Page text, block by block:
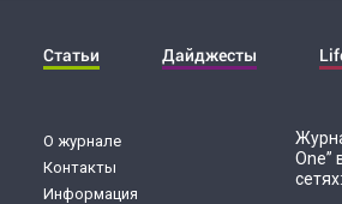
Статьи Дайджесты
О журнале
Контакты
Информация
One”
сетях: